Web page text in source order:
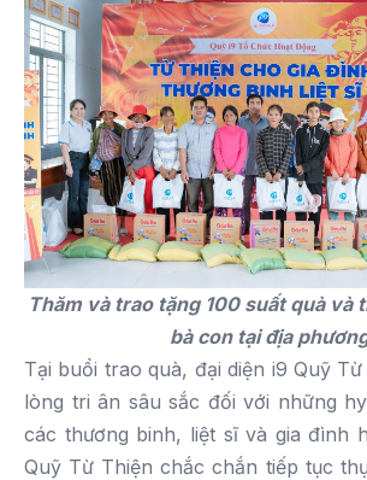
Thăm và trao tặng 100 suất quà và
bà con tại địa
Tại buổi trao quà, đại diện i9 Quỹ
lòng tri ân sâu sắc đối với những
các thương binh, liệt sĩ và gia đình
Quỹ Từ Thiện chắc chắn tiếp tục